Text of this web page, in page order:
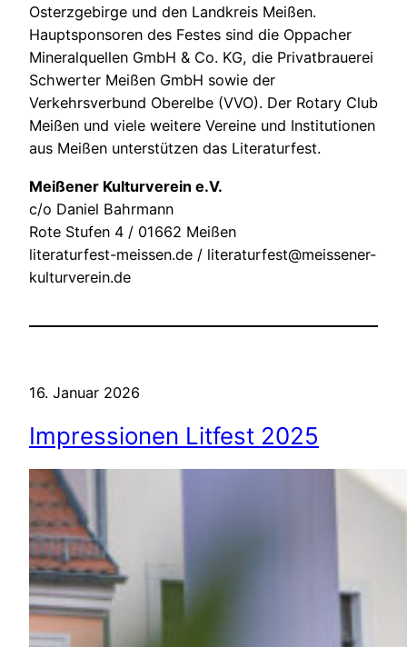
Osterzgebirge und den Landkreis Meißen.
Hauptsponsoren des Festes sind die Oppacher
Mineralquellen GmbH & Co. KG, die Privatbrauerei
Schwerter Meißen GmbH sowie der
Verkehrsverbund Oberelbe (VVO). Der Rotary Club
Meißen und viele weitere Vereine und Institutionen
aus Meißen unterstützen das Literaturfest.
Meißener Kulturverein e.V.
c/o Daniel Bahrmann
Rote Stufen 4 / 01662 Meißen
literaturfest-meissen.de / literaturfest@meissener-
kulturverein.de
16. Januar 2026
Impressionen Litfest 2025